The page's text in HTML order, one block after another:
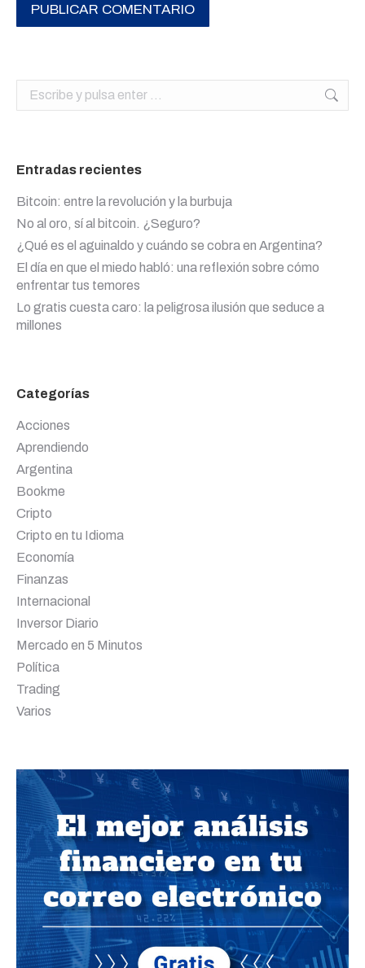
PUBLICAR COMENTARIO
Buscar:
Entradas recientes
Bitcoin: entre la revolución y la burbuja
No al oro, sí al bitcoin. ¿Seguro?
¿Qué es el aguinaldo y cuándo se cobra en Argentina?
El día en que el miedo habló: una reflexión sobre cómo
enfrentar tus temores
Lo gratis cuesta caro: la peligrosa ilusión que seduce a
millones
Categorías
Acciones
Aprendiendo
Argentina
Bookme
Cripto
Cripto en tu Idioma
Economía
Finanzas
Internacional
Inversor Diario
Mercado en 5 Minutos
Política
Trading
Varios